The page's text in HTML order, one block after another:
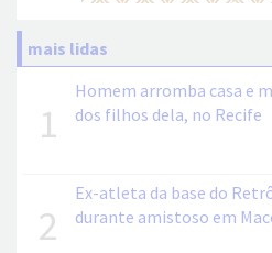
mais lidas
1
Homem arromba casa e
dos filhos dela, no Recife
2
Ex-atleta da base do
durante amistoso em